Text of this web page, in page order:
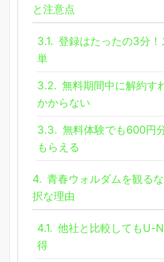
と注意点
3.1. 登録はたったの3分！
単
3.2. 無料期間中に解約す
かからない
3.3. 無料体験でも600円
もらえる
4. 青春ウォルダムを観る
択な理由
4.1. 他社と比較してもU-
得